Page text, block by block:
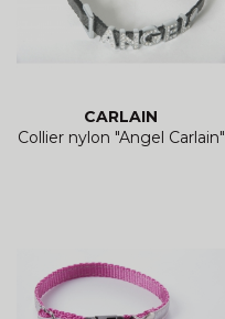
CARLAIN
Collier nylon "Angel Carlain"